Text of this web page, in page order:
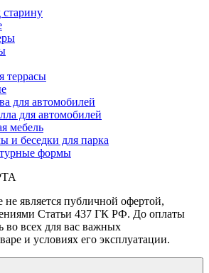
террасы
для автомобилей
для автомобилей
мебель
и беседки для парка
формы
является публичной офертой,
Статьи 437 ГК РФ. До оплаты
во всех для вас важных
и условиях его эксплуатации.